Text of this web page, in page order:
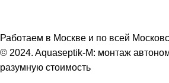
Работаем в Москве и по всей
© 2024. Aquaseptik-M: монтаж
разумную стоимость